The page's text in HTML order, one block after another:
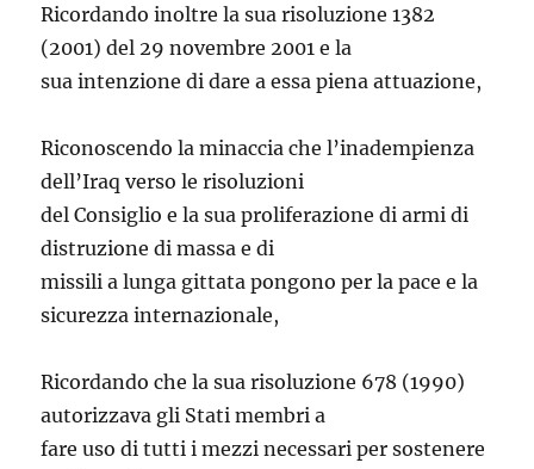
Ricordando inoltre la sua risoluzione 1382
(2001) del 29 novembre 2001 e la
sua intenzione di dare a essa piena attuazione,
Riconoscendo la minaccia che l’inadempienza
dell’Iraq verso le risoluzioni
del Consiglio e la sua proliferazione di armi di
distruzione di massa e di
missili a lunga gittata pongono per la pace e la
sicurezza internazionale,
Ricordando che la sua risoluzione 678 (1990)
autorizzava gli Stati membri a
fare uso di tutti i mezzi necessari per sostenere